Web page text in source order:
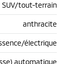
SUV/tout-terrain
anthracite
électrique
automatique